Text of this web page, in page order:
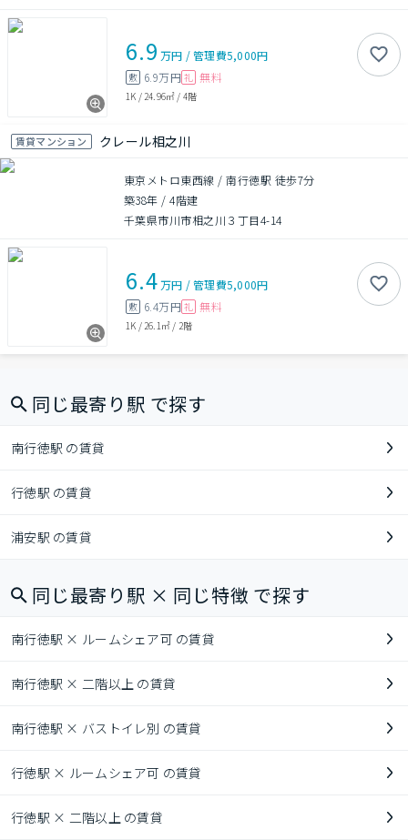
6.9 万円 /管理費5,000円
敷 6.9万円 礼 無料
1K / 24.96㎡ / 4階
賃貸マンション クレール相之川
東京メトロ東西線 / 南行徳駅 徒歩7分
築38年 /4階建
千葉県市川市相之川３丁目4-14
6.4万円 /管理費5,000円
敷 6.4万円 礼 無料
1K / 26.1㎡ / 2階
同じ最寄り駅 で探す
南行徳駅 の賃貸
行徳駅 の賃貸
浦安駅 の賃貸
同じ最寄り駅 × 同じ特徴 で探す
南行徳駅 × ルームシェア可 の賃貸
南行徳駅 × 二階以上 の賃貸
南行徳駅 × バストイレ別 の賃貸
行徳駅 × ルームシェア可 の賃貸
行徳駅 × 二階以上 の賃貸